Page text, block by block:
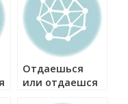
Отдаешься
или отдаешся